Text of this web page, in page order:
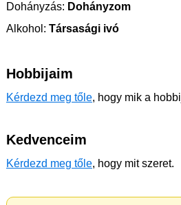
Dohányzás: Dohányzom
Alkohol: Társasági ivó
Hobbijaim
Kérdezd meg tőle, hogy mik a
Kedvenceim
Kérdezd meg tőle, hogy mit szeret.